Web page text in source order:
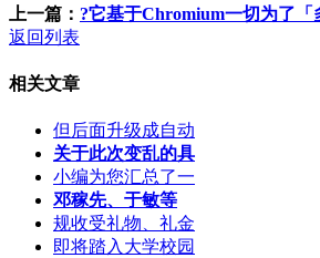
上一篇： ?它基于Chromium一切为了「
返回列表
相关文章
但后面升级成自动
关于此次变乱的具
小编为您汇总了一
邓稼先、于敏等
规收受礼物、礼金
即将踏入大学校园